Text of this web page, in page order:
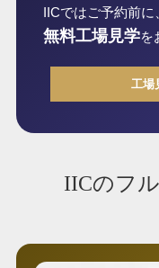
IICではご予約前に
無料工場見学を
工場
IICのフ